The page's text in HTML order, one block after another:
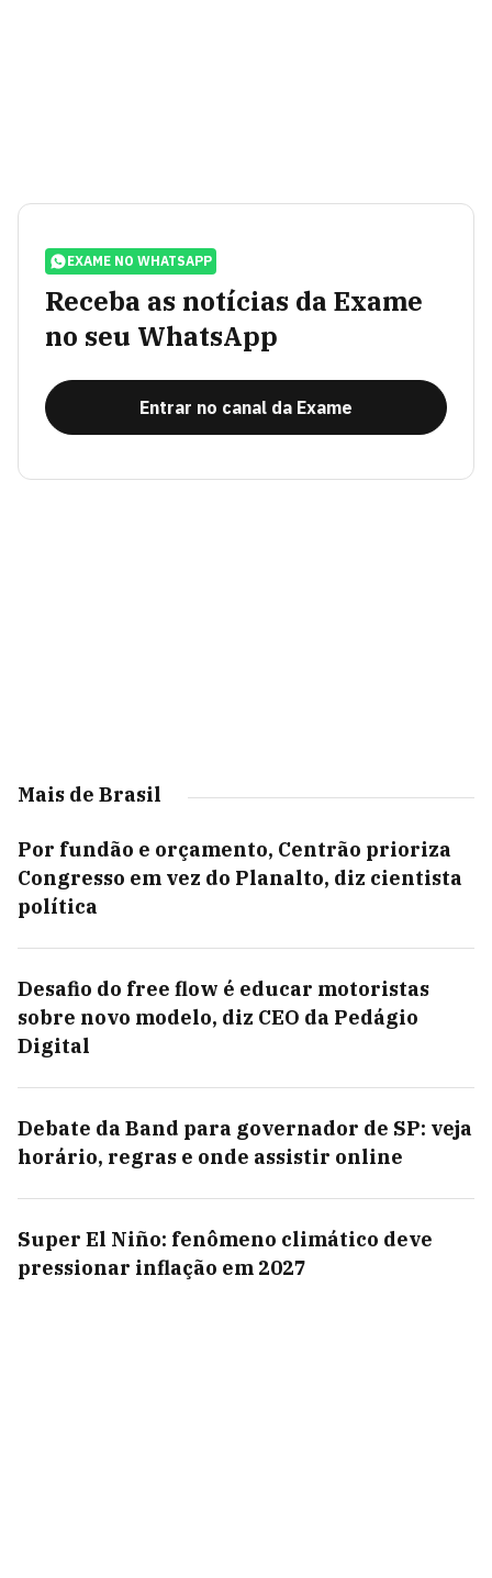
EXAME NO WHATSAPP
Receba as notícias da Exame
no seu WhatsApp
Entrar no canal da Exame
Mais de Brasil
Por fundão e orçamento, Centrão prioriza
Congresso em vez do Planalto, diz cientista
política
Desafio do free flow é educar motoristas
sobre novo modelo, diz CEO da Pedágio
Digital
Debate da Band para governador de SP: veja
horário, regras e onde assistir online
Super El Niño: fenômeno climático deve
pressionar inflação em 2027